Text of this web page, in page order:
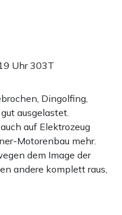
Uhr303T
Dingolfing,
ausgelastet.
auf Elektrozeug
Motorenbau mehr.
dem Image der
andere komplett raus,